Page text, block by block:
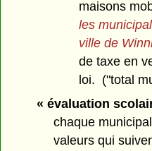
maisons
les
ville de
de taxe en
loi. ("total
« évaluation
chaque
valeurs qui